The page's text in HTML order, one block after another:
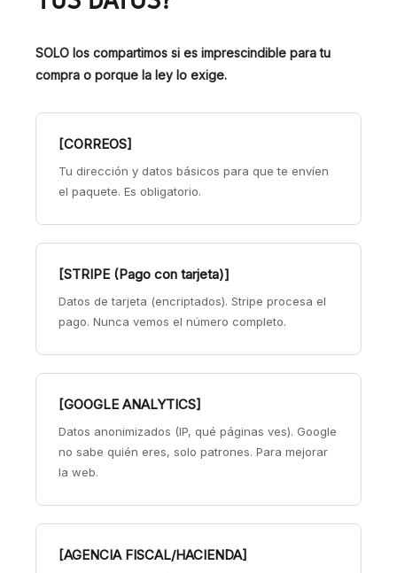
SOLO los compartimos si es imprescindible para tu
compra o porque la ley lo exige.
[CORREOS]
Tu dirección y datos básicos para que te envíen
el paquete. Es obligatorio.
[STRIPE (Pago con tarjeta)]
Datos de tarjeta (encriptados). Stripe procesa el
pago. Nunca vemos el número completo.
[GOOGLE ANALYTICS]
Datos anonimizados (IP, qué páginas ves). Google
no sabe quién eres, solo patrones. Para mejorar
la web.
[AGENCIA FISCAL/HACIENDA]